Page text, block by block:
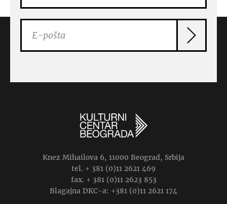
Knez Mihailova 6, 11000 Beograd, Srbija
tel. + 381 (0)11 2621 469
fax. + 381 (0)11 2623 853
Blagajna DKC-a: +381 (0)11 2621 174